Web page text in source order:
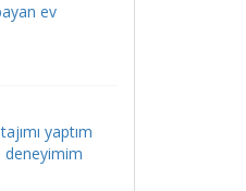
ev
yaptım
deneyimim